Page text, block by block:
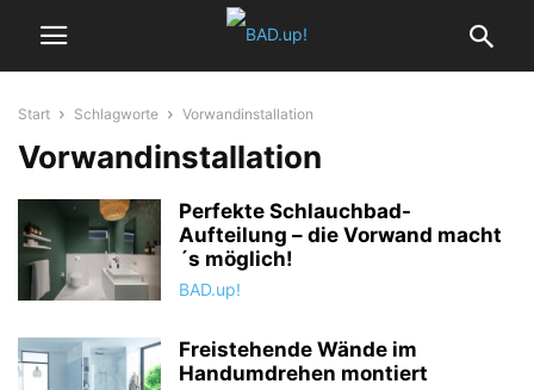
Start Schlagworte Vorwandinstallation
Vorwandinstallation
Perfekte Schlauchbad-
Aufteilung – die Vorwand macht
´s möglich!
BAD.up!
Freistehende Wände im
Handumdrehen montiert